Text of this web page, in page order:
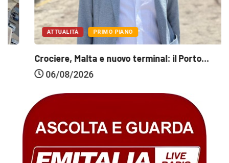
ATTUALITÀ PRIMO PIANO
Crociere, Malta e nuovo terminal: il Porto...
06/08/2026